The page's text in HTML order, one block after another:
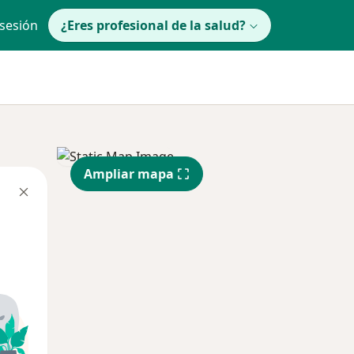
¿Eres profesional de la salud?
Ampliar mapa